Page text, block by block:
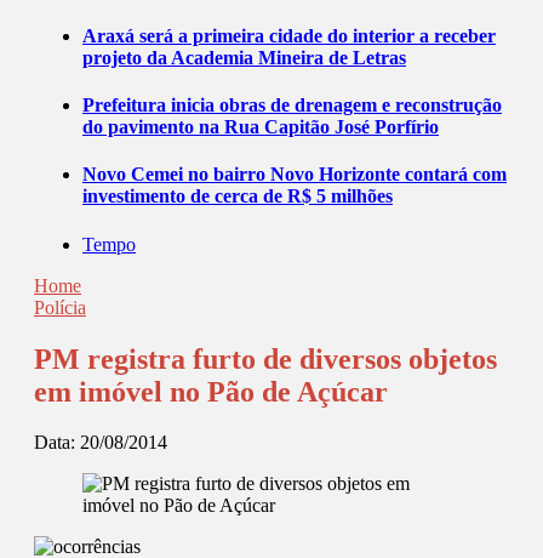
Araxá será a primeira cidade do interior a receber
projeto da Academia Mineira de Letras
Prefeitura inicia obras de drenagem e reconstrução
do pavimento na Rua Capitão José Porfírio
Novo Cemei no bairro Novo Horizonte contará com
investimento de cerca de R$ 5 milhões
Tempo
Home
Polícia
PM registra furto de diversos objetos
em imóvel no Pão de Açúcar
Data: 20/08/2014